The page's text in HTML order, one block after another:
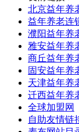
北京益年养
益年养老连
濮阳益年养
雅安益年养
商丘益年养
固安益年养
天津益年养
迁西益年养
全球加盟网
自助友情链